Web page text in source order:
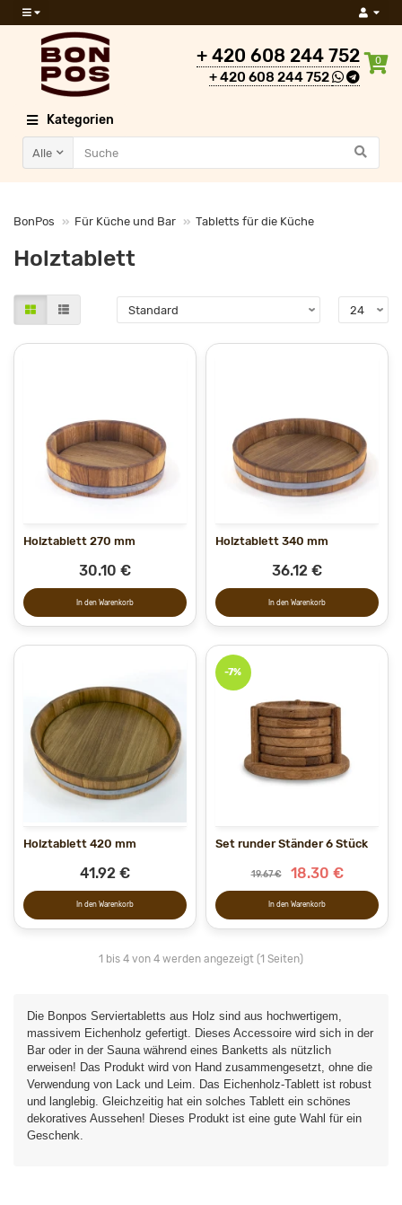
+ 420 608 244 752
+ 420 608 244 752
0
Kategorien
Alle
BonPos Für Küche und Bar Tabletts für die Küche
Holztablett
Holztablett 270 mm
30.10 €
In den Warenkorb
Holztablett 340 mm
36.12 €
In den Warenkorb
Holztablett 420 mm
41.92 €
In den Warenkorb
-7%
Set runder Ständer 6 Stück
19.67 € 18.30 €
In den Warenkorb
1 bis 4 von 4 werden angezeigt (1 Seiten)
Die Bonpos Serviertabletts aus Holz sind aus hochwertigem,
massivem Eichenholz gefertigt. Dieses Accessoire wird sich in der
Bar oder in der Sauna während eines Banketts als nützlich
erweisen! Das Produkt wird von Hand zusammengesetzt, ohne die
Verwendung von Lack und Leim. Das Eichenholz-Tablett ist robust
und langlebig. Gleichzeitig hat ein solches Tablett ein schönes
dekoratives Aussehen! Dieses Produkt ist eine gute Wahl für ein
Geschenk.